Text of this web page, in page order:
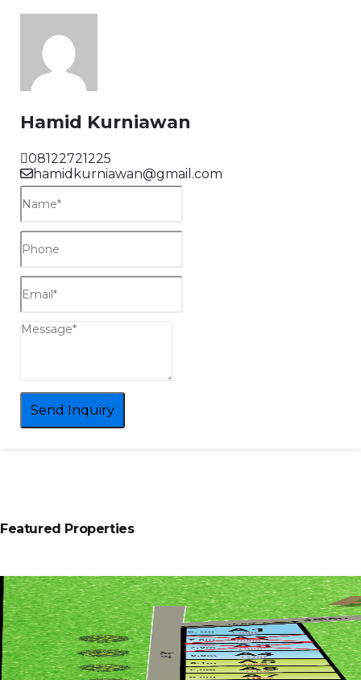
Hamid Kurniawan
08122721225
hamidkurniawan@gmail.com
Send Inquiry
Featured Properties